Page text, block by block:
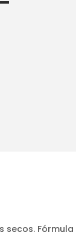
secos.